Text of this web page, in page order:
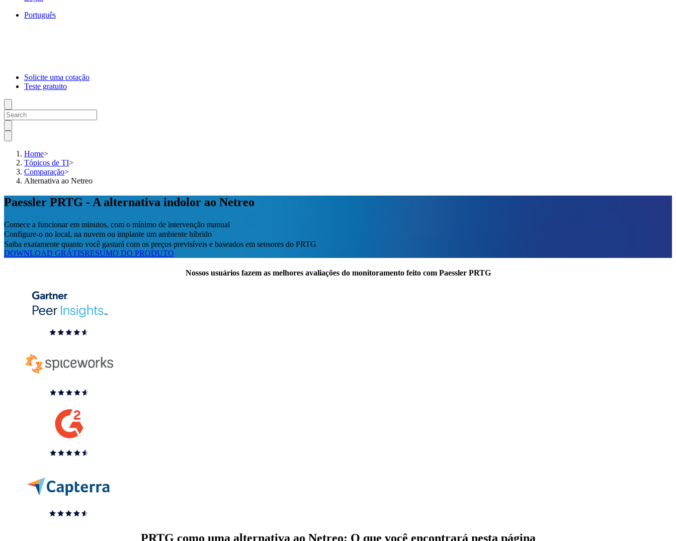
Português
Solicite uma cotação
Teste gratuito
Home>
Tópicos de TI>
Comparação>
Alternativa ao Netreo
Paessler PRTG - A alternativa indolor ao Netreo
Comece a funcionar em minutos, com o mínimo de intervenção manual
Configure-o no local, na nuvem ou implante um ambiente híbrido
Saiba exatamente quanto você gastará com os preços previsíveis e baseados em sensores do PRTG
DOWNLOAD GRÁTISRESUMO DO PRODUTO
Nossos usuários fazem as melhores avaliações do monitoramento feito com Paessler PRTG
PRTG como uma alternativa ao Netreo: O que você encontrará nesta página